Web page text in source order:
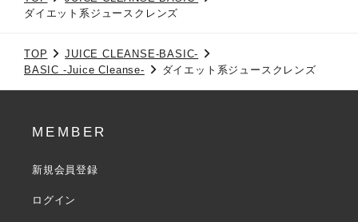
ダイエット系ジュースクレンズ
TOP
JUICE CLEANSE-BASIC-
BASIC -Juice Cleanse-
ダイエット系ジュースクレンズ
MEMBER
新規会員登録
ログイン